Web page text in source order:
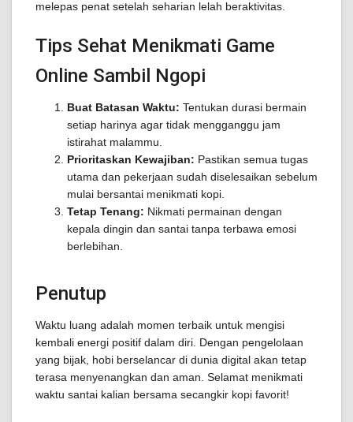
melepas penat setelah seharian lelah beraktivitas.
Tips Sehat Menikmati Game
Online Sambil Ngopi
Buat Batasan Waktu: Tentukan durasi bermain
setiap harinya agar tidak mengganggu jam
istirahat malammu.
Prioritaskan Kewajiban: Pastikan semua tugas
utama dan pekerjaan sudah diselesaikan sebelum
mulai bersantai menikmati kopi.
Tetap Tenang: Nikmati permainan dengan
kepala dingin dan santai tanpa terbawa emosi
berlebihan.
Penutup
Waktu luang adalah momen terbaik untuk mengisi
kembali energi positif dalam diri. Dengan pengelolaan
yang bijak, hobi berselancar di dunia digital akan tetap
terasa menyenangkan dan aman. Selamat menikmati
waktu santai kalian bersama secangkir kopi favorit!